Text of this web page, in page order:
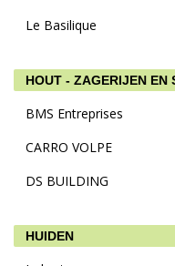
Le Basilique
HOUT - ZAGERIJEN EN
BMS Entreprises
CARRO VOLPE
DS BUILDING
HUIDEN